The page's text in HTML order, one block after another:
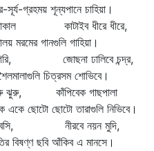
গ্রহময় শূন্যপানে চাহিয়া।
কাটাইব ধীরে ধীরে,
গানগুলি গাহিয়া।
গিরি, জোছনা ঢালিবে চন্দ্র,
চিত্রসম শোভিবে।
ঝুরু ঝুরু, কাঁপিবেক গাছপালা
ছোটো তারাগুলি নিভিবে।
বসি, নীরবে নয়ন মুদি,
ছবি আঁকিব এ মানসে।